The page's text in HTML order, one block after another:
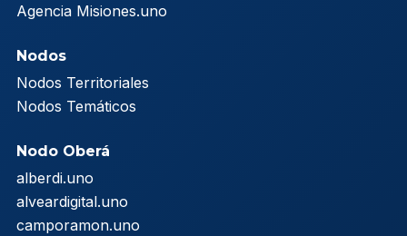
Agencia Misiones.uno
Nodos
Nodos Territoriales
Nodos Temáticos
Nodo Oberá
alberdi.uno
alveardigital.uno
camporamon.uno